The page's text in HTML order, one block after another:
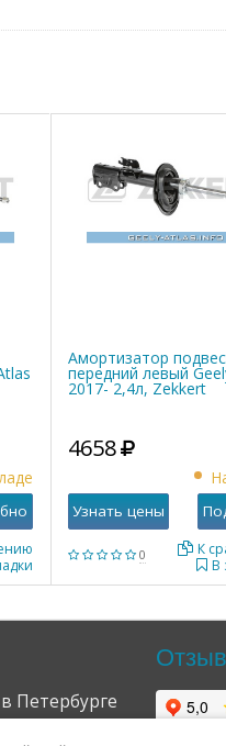
Амортизатор
передний левый
2017- 2,4л, Zekkert
0
4658
В
К
Узнать цены
Петербурге